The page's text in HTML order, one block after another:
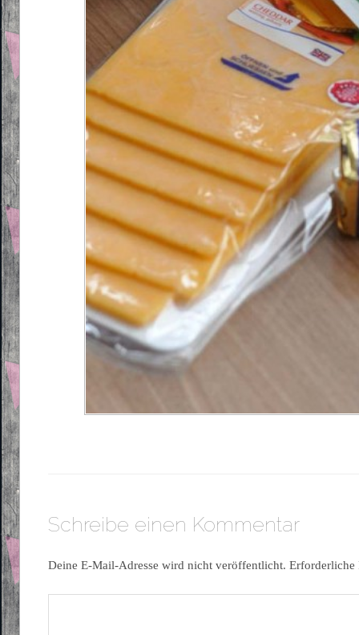
Schreibe einen Kommentar
Deine E-Mail-Adresse wird nicht veröffentlicht.